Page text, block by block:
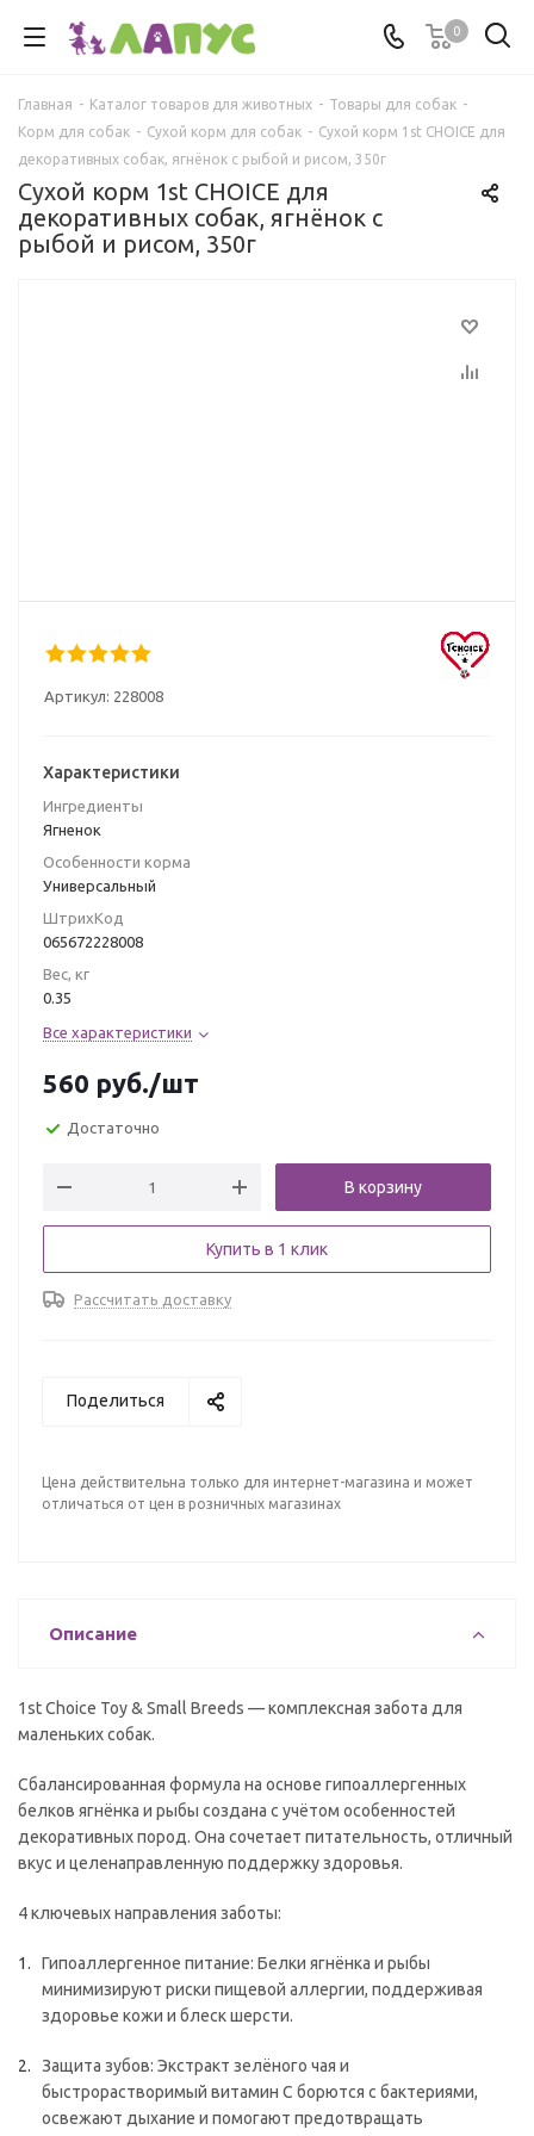
0
Главная - Каталог товаров для животных - Товары для собак -
Корм для собак - Сухой корм для собак - Сухой корм 1st CHOICE для
декоративных собак, ягнёнок с рыбой и рисом, 350г
Сухой корм 1st CHOICE для
декоративных собак, ягнёнок с
рыбой и рисом, 350г
Артикул: 228008
Характеристики
Ингредиенты
Ягненок
Особенности корма
Универсальный
ШтрихКод
065672228008
Вес, кг
0.35
Все характеристики
560 руб./шт
Достаточно
В корзину
Купить в 1 клик
Рассчитать доставку
Поделиться
Цена действительна только для интернет-магазина и может
отличаться от цен в розничных магазинах
Описание
1st Choice Toy & Small Breeds — комплексная забота для
маленьких собак.
Сбалансированная формула на основе гипоаллергенных
белков ягнёнка и рыбы создана с учётом особенностей
декоративных пород. Она сочетает питательность, отличный
вкус и целенаправленную поддержку здоровья.
4 ключевых направления заботы:
Гипоаллергенное питание: Белки ягнёнка и рыбы
минимизируют риски пищевой аллергии, поддерживая
здоровье кожи и блеск шерсти.
Защита зубов: Экстракт зелёного чая и
быстрорастворимый витамин C борются с бактериями,
освежают дыхание и помогают предотвращать